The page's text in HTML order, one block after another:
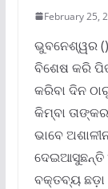
February 25,
ଭୁବନେଶ୍ୱର ():
ବିଶେଷ କରି
କରିବା ଦିନ
କିମ୍ବା
ଭାବେ
ଦେଇଆସୁଛନ୍ତି
ବକ୍ତବ୍ୟ